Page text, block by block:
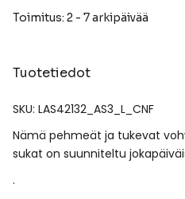
Toimitus: 2 - 7 arkipäivää
Tuotetiedot
SKU: LAS42132_AS3_L_CNF
Nämä pehmeät ja tukevat
sukat on suunniteltu
.